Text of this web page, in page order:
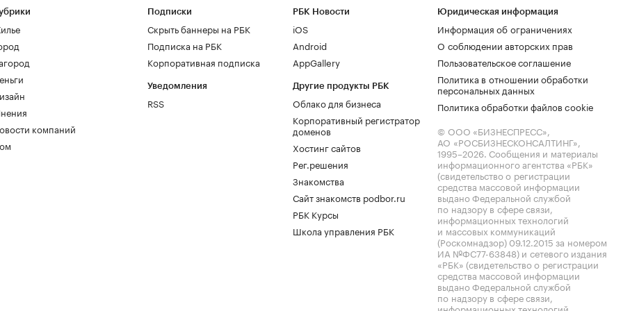
компаний
Подписки
Скрыть баннеры на РБК
Подписка на РБК
Корпоративная подписка
Уведомления
RSS
РБК Новости
iOS
Android
AppGallery
Другие продукты РБК
Облако для бизнеса
Корпоративный регистратор
доменов
Хостинг сайтов
Рег.решения
Знакомства
Сайт знакомств podbor.ru
РБК Курсы
Школа управления РБК
Юридическая информация
Информация об ограничениях
О соблюдении авторских прав
Пользовательское соглашение
Политика в отношении обработки
персональных данных
Политика обработки файлов cookie
© ООО «БИЗНЕСПРЕСС»,
АО «РОСБИЗНЕСКОНСАЛТИНГ»,
1995–2026. Сообщения и материалы
информационного агентства «РБК»
(свидетельство о регистрации
средства массовой информации
выдано Федеральной службой
по надзору в сфере связи,
информационных технологий
и массовых коммуникаций
(Роскомнадзор) 09.12.2015 за номером
ИА №ФС77-63848) и сетевого издания
«РБК» (свидетельство о регистрации
средства массовой информации
выдано Федеральной службой
по надзору в сфере связи,
информационных технологий